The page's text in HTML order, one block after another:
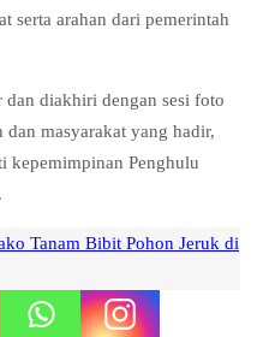
serta arahan dari pemerintah
diakhiri dengan sesi foto
dan masyarakat yang hadir,
kepemimpinan Penghulu
Tanam Bibit Pohon Jeruk di